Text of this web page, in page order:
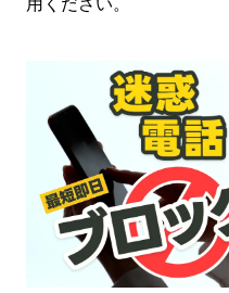
用ください。